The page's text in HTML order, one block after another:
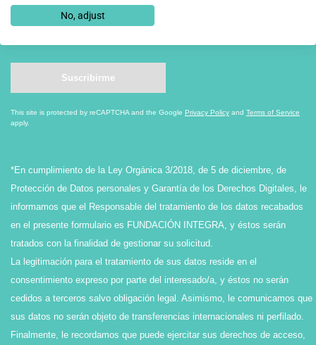
This site is protected by reCAPTCHA and the Google Privacy Policy and Terms of Service
apply.
*En cumplimiento de la Ley Orgánica 3/2018, de 5 de diciembre, de
Protección de Datos personales y Garantía de los Derechos Digitales, le
informamos que el Responsable del tratamiento de los datos recabados
en el presente formulario es FUNDACIÓN INTEGRA, y éstos serán
tratados con la finalidad de gestionar su solicitud.
La legitimación para el tratamiento de sus datos reside en el
consentimiento expreso por parte del interesado/a, y éstos no serán
cedidos a terceros salvo obligación legal. Asimismo, le comunicamos que
sus datos no serán objeto de transferencias internacionales ni perfilado.
Finalmente, le recordamos que puede ejercitar sus derechos de acceso,
No, adjust